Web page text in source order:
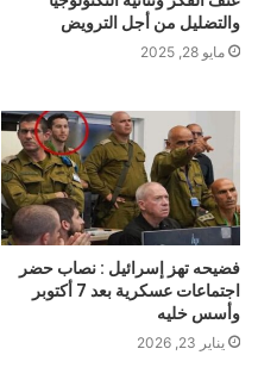
والتضليل من أجل الترويض
مايو 28, 2025
فضيحه تهز إسرائيل : نصاب حضر
اجتماعات عسكرية بعد 7 أكتوبر
وأسس خليه
يناير 23, 2026